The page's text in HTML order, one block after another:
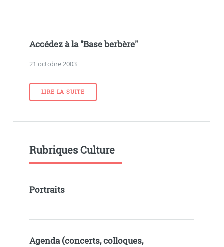
Accédez à la "Base berbère"
21 octobre 2003
LIRE LA SUITE
Rubriques Culture
Portraits
Agenda (concerts, colloques,